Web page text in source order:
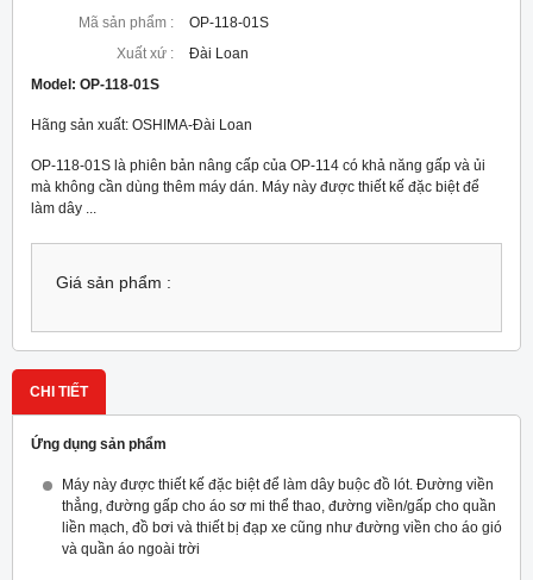
Mã sản phẩm :
OP-118-01S
Xuất xứ :
Đài Loan
Model: OP-118-01S
Hãng sản xuất: OSHIMA-Đài Loan
OP-118-01S là phiên bản nâng cấp của OP-114 có khả năng gấp và ủi
mà không cần dùng thêm máy dán. Máy này được thiết kế đặc biệt để
làm dây ...
Giá sản phẩm :
CHI TIẾT
Ứng dụng sản phẩm
Máy này được thiết kế đặc biệt để làm dây buộc đồ lót. Đường viền
thẳng, đường gấp cho áo sơ mi thể thao, đường viền/gấp cho quần
liền mạch, đồ bơi và thiết bị đạp xe cũng như đường viền cho áo gió
và quần áo ngoài trời